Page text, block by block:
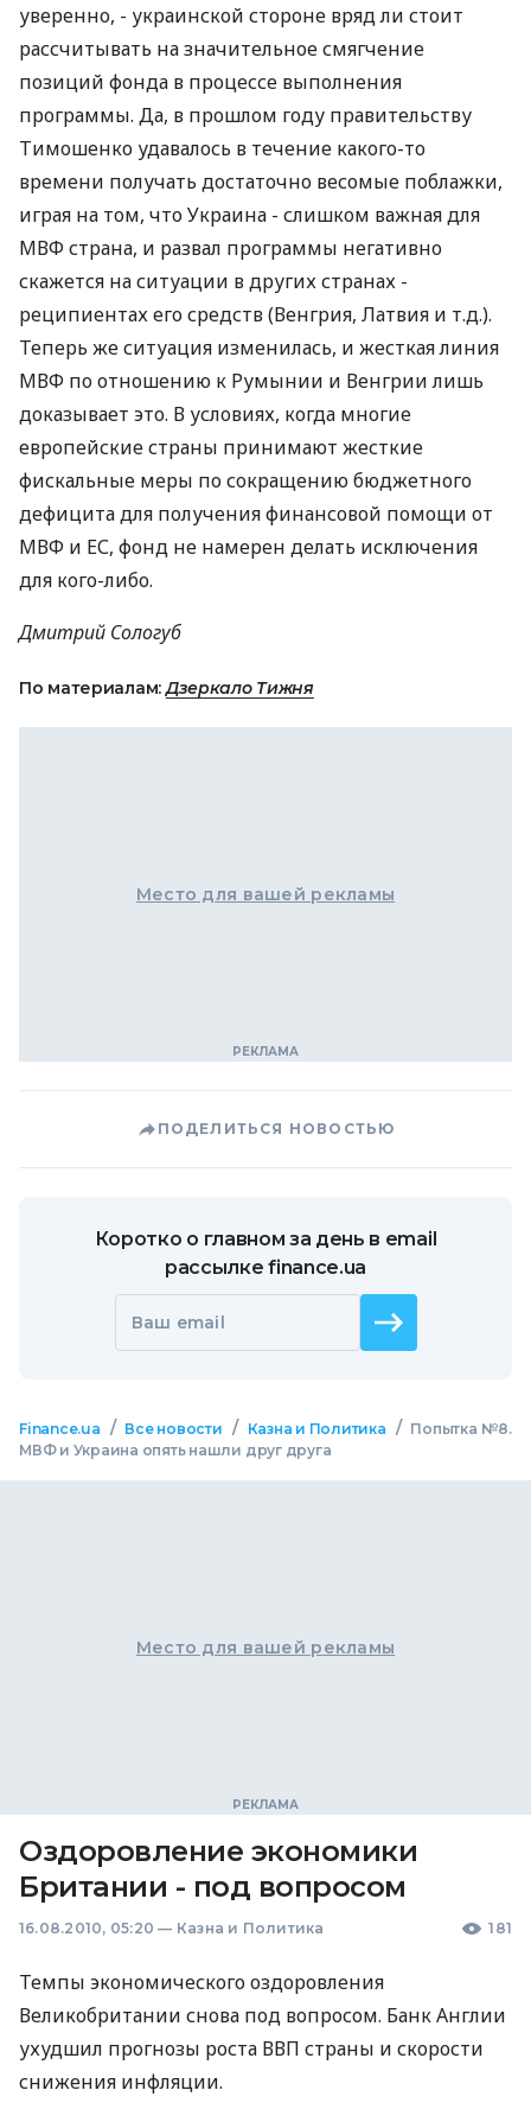
уверенно, - украинской стороне вряд ли стоит
рассчитывать на значительное смягчение
позиций фонда в процессе выполнения
программы. Да, в прошлом году правительству
Тимошенко удавалось в течение какого-то
времени получать достаточно весомые поблажки,
играя на том, что Украина - слишком важная для
МВФ страна, и развал программы негативно
скажется на ситуации в других странах -
реципиентах его средств (Венгрия, Латвия и т.д.).
Теперь же ситуация изменилась, и жесткая линия
МВФ по отношению к Румынии и Венгрии лишь
доказывает это. В условиях, когда многие
европейские страны принимают жесткие
фискальные меры по сокращению бюджетного
дефицита для получения финансовой помощи от
МВФ и ЕС, фонд не намерен делать исключения
для кого-либо.
Дмитрий Сологуб
По материалам:Дзеркало Тижня
Место для вашей рекламы
ПОДЕЛИТЬСЯ НОВОСТЬЮ
Коротко о главном за день в email
рассылке finance.ua
Ваш email
Finance.ua / Все новости / Казна и Политика / Попытка №8.
МВФ и Украина опять нашли друг друга
Место для вашей рекламы
Оздоровление экономики
Британии - под вопросом
16.08.2010, 05:20 — Казна и Политика 181
Темпы экономического оздоровления
Великобритании снова под вопросом. Банк Англии
ухудшил прогнозы роста ВВП страны и скорости
снижения инфляции.